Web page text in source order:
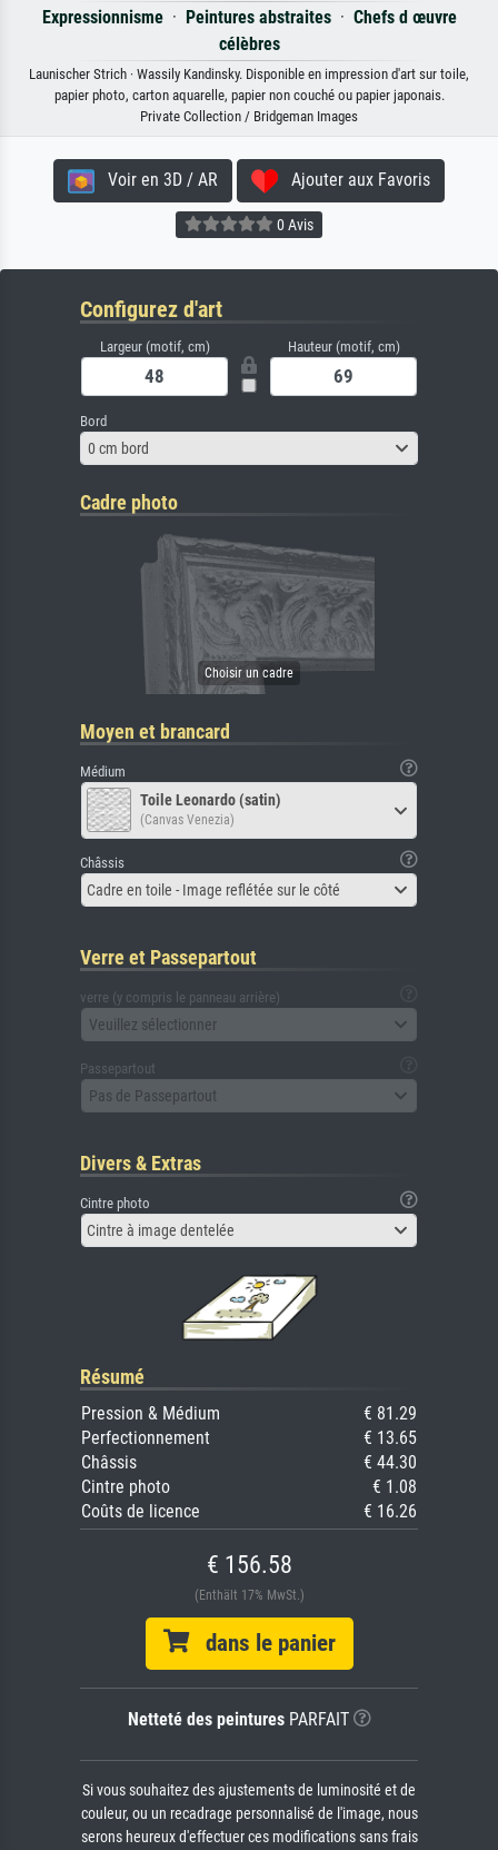
Expressionnisme· Peintures abstraites· Chefs d œuvre
célèbres
Launischer Strich · Wassily Kandinsky. Disponible en impression d'art sur toile,
papier photo, carton aquarelle, papier non couché ou papier japonais.
Private Collection / Bridgeman Images
Voir en 3D / AR Ajouter aux Favoris
0 Avis
Configurez d'art
Largeur (motif, cm) Hauteur (motif, cm)
Bord
0 cm bord
Cadre photo
Moyen et brancard
Médium
Toile Leonardo (satin)
(Canvas Venezia)
Châssis
Cadre en toile - Image reflétée sur le côté
Verre et Passepartout
verre (y compris le panneau arrière)
Veuillez sélectionner
Passepartout
Pas de Passepartout
Divers & Extras
Cintre photo
Cintre à image dentelée
Résumé
Pression & Médium
€ 81.29
Perfectionnement
€ 13.65
Châssis
€ 44.30
Cintre photo
€ 1.08
Coûts de licence
€ 16.26
€ 156.58
(Enthält 17% MwSt.)
dans le panier
Netteté des peinturesPARFAIT
Si vous souhaitez des ajustements de luminosité et de
couleur, ou un recadrage personnalisé de l'image, nous
serons heureux d'effectuer ces modifications sans frais